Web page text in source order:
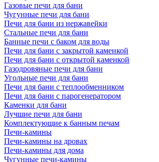
Газовые печи для бани
Чугунные печи для бани
Печи для бани из нержавейки
Стальные печи для бани
Банные печи с баком для воды
Печи для бани с закрытой каменкой
Печи для бани с открытой каменкой
Газодровяные печи для бани
Угольные печи для бани
Печи для бани с теплообменником
Печи для бани с парогенератором
Каменки для бани
Лучшие печи для бани
Комплектующие к банным печам
Печи-камины
Печи-камины на дровах
Печи-камины для дома
Чугунные печи-камины